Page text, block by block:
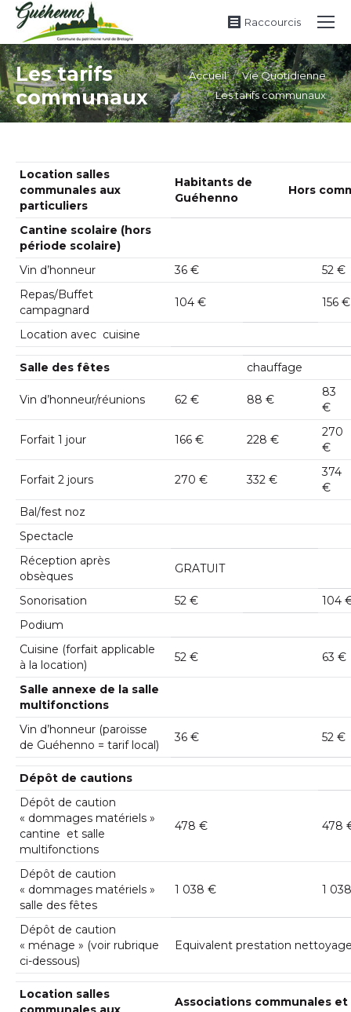
Raccourcis
Les tarifs
communaux
Vous êtes ici :
Accueil
Vie Quotidienne
Les tarifs communaux
Location salles
communales aux
particuliers
Habitants de
Guéhenno
Hors
Cantine scolaire (hors
période scolaire)
Vin d’honneur
36 €
52 €
Repas/Buffet
campagnard
104 € 156 €
Location avec cuisine
Salle des fêtes chauffage
Vin d’honneur/réunions 62 € 88 €
83
€
Forfait 1 jour 166 € 228 €
270
€
Forfait 2 jours 270 € 332 €
374
€
Bal/fest noz
Spectacle
Réception après
obsèques
GRATUIT
Sonorisation 52 €
104
Podium
Cuisine (forfait applicable
à la location)
52 € 63 €
Salle annexe de la salle
multifonctions
Vin d’honneur (paroisse
de Guéhenno = tarif local)
36 € 52 €
Dépôt de cautions
Dépôt de caution
« dommages matériels »
cantine et salle
multifonctions
478 € 478
Dépôt de caution
« dommages matériels »
salle des fêtes
1 038 € 1
Dépôt de caution
« ménage » (voir rubrique
ci-dessous)
Equivalent prestation
Location salles
Associations communales et